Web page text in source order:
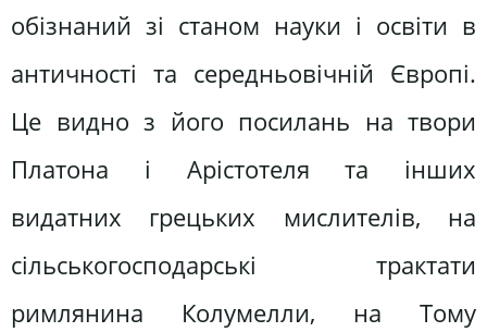
обізнаний зі станом науки і освіти в
античності та середньовічній Європі.
Це видно з його посилань на твори
Платона і Арістотеля та інших
видатних грецьких мислителів, на
сільськогосподарські трактати
римлянина Колумелли, на Тому